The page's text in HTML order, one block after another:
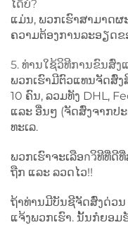
ໄດ້ບໍ?
ແມ່ນ, ພວກເຮົາສາມາດຜ
ຄວາມຕ້ອງການລະອຽດຂ
5. ທ່ານໃຊ້ວິທີການຂົນສົ່ງ
ພວກເຮົາມີຕົວແທນຈັດສົ່ງ
10 ຄົນ, ລວມທັງ DHL,
ແລະ ອື່ນໆ (ຈັດສົ່ງຈາກປ
ທະເລ.
ພວກເຮົາຈະເລືອกวິທີທີ່ດີ
ຖືກ ແລະ ລວດໄວ!!
ຖ້າທ່ານມີບັນຊີຈັດສົ່ງດ່ວນ
ແຈ້ງພວກເຮົາ. ນັ້ນກໍຍອມ